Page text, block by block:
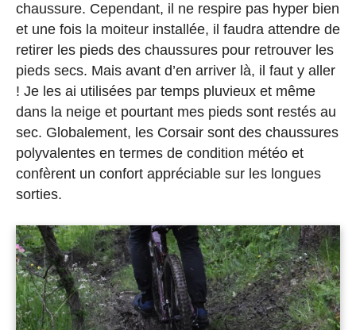
chaussure. Cependant, il ne respire pas hyper bien
et une fois la moiteur installée, il faudra attendre de
retirer les pieds des chaussures pour retrouver les
pieds secs. Mais avant d’en arriver là, il faut y aller
! Je les ai utilisées par temps pluvieux et même
dans la neige et pourtant mes pieds sont restés au
sec. Globalement, les Corsair sont des chaussures
polyvalentes en termes de condition météo et
confèrent un confort appréciable sur les longues
sorties.